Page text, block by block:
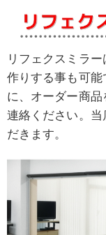
リフェクスミラ
作りする事も可
に、オーダー商
連絡ください。
だきます。